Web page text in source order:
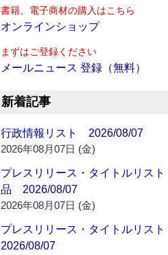
書籍、電子商材の購入はこちら
オンラインショップ
まずはご登録ください
メールニュース 登録（無料）
新着記事
行政情報リスト 2026/08/07
2026年08月07日 (金)
プレスリリース・タイトルリスト
品 2026/08/07
2026年08月07日 (金)
プレスリリース・タイトルリス
2026/08/07